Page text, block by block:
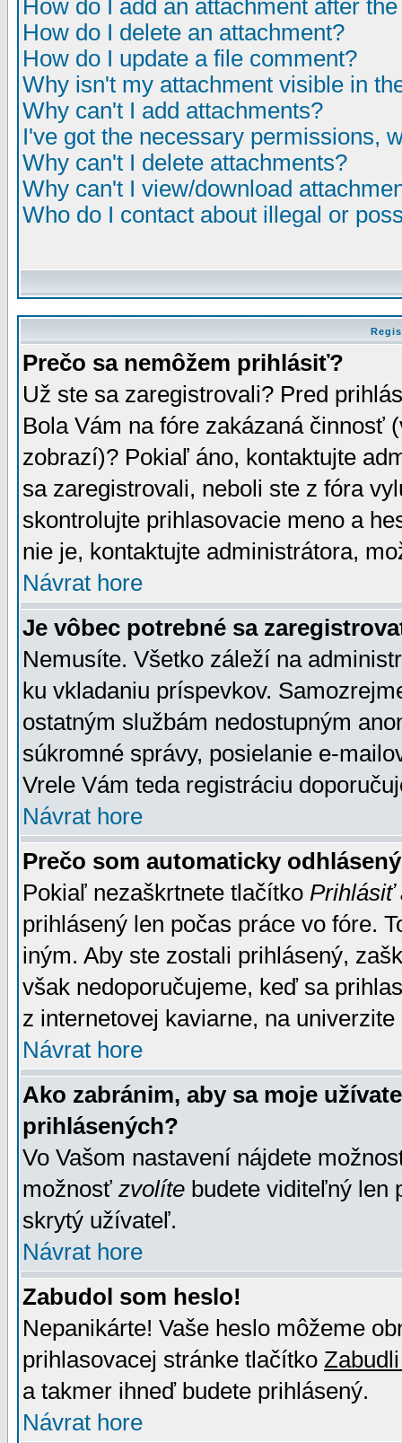
How do I add an attachment after
How do I delete an attachment?
How do I update a file comment?
Why isn't my attachment visible in
Why can't I add attachments?
I've got the necessary permissions,
Why can't I delete attachments?
Why can't I view/download
Who do I contact about illegal or
Prečo sa nemôžem prihlásiť?
Už ste sa zaregistrovali? Pred
Bola Vám na fóre zakázaná činnosť
zobrazí)? Pokiaľ áno, kontaktujte
sa zaregistrovali, neboli ste z fóra
skontrolujte prihlasovacie meno a
nie je, kontaktujte administrátora,
Návrat hore
Je vôbec potrebné sa
Nemusíte. Všetko záleží na
ku vkladaniu príspevkov.
ostatným službám nedostupným
súkromné správy, posielanie e-
Vrele Vám teda registráciu
Návrat hore
Prečo som automaticky
Pokiaľ nezaškrtnete tlačítko Prihlásiť
prihlásený len počas práce vo fóre.
iným. Aby ste zostali prihlásený,
však nedoporučujeme, keď sa
z internetovej kaviarne, na univerzite
Návrat hore
Ako zabránim, aby sa moje
prihlásených?
Vo Vašom nastavení nájdete
možnosť zvolíte budete viditeľný len
skrytý užívateľ.
Návrat hore
Zabudol som heslo!
Nepanikárte! Vaše heslo môžeme
prihlasovacej stránke tlačítko
a takmer ihneď budete prihlásený.
Návrat hore